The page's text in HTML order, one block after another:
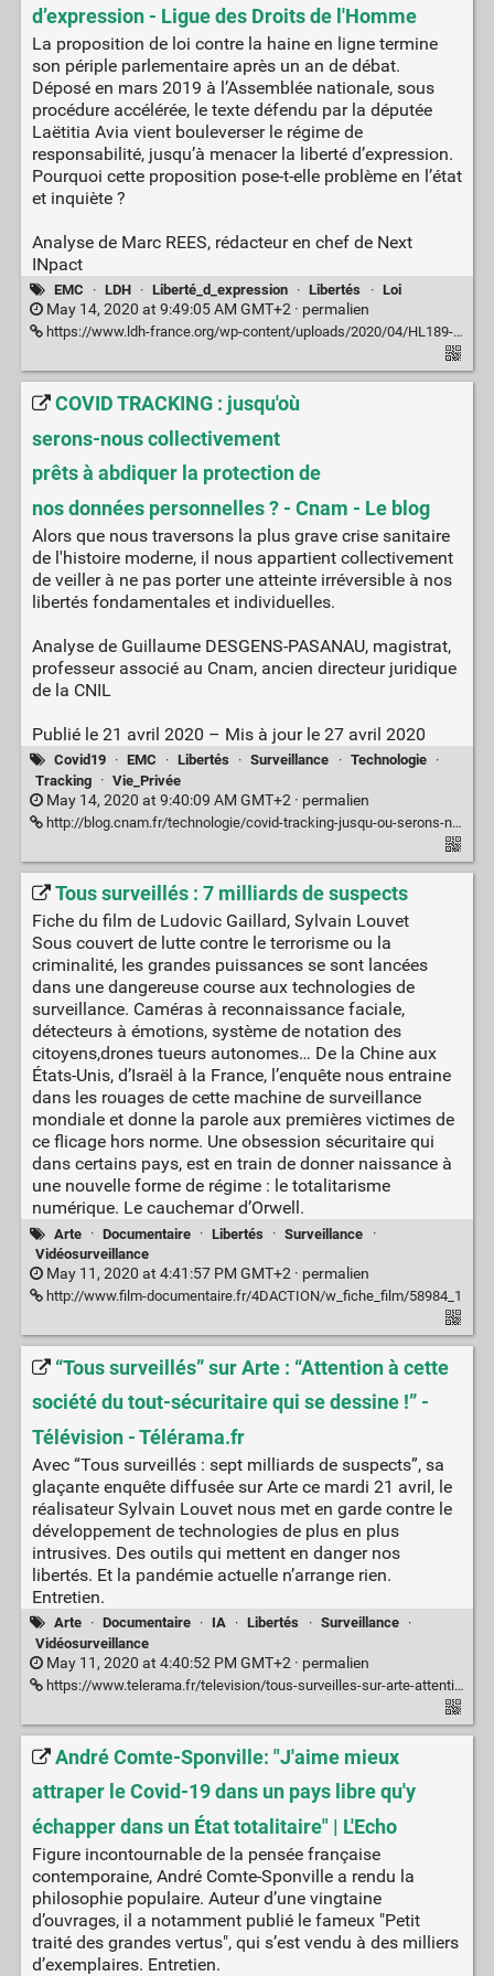
d’expression - Ligue des Droits de l'Homme
La proposition de loi contre la haine en ligne termine
son périple parlementaire après un an de débat.
Déposé en mars 2019 à l’Assemblée nationale, sous
procédure accélérée, le texte défendu par la députée
Laëtitia Avia vient bouleverser le régime de
responsabilité, jusqu’à menacer la liberté d’expression.
Pourquoi cette proposition pose-t-elle problème en l’état
et inquiète ?
Analyse de Marc REES, rédacteur en chef de Next
INpact
EMC · LDH · Liberté_d_expression · Libertés · Loi
May 14, 2020 at 9:49:05 AM GMT+2 · permalien
https://www.ldh-france.org/wp-content/uploads/2020/04/HL189-Dossier-6.-La-loi-Avia-risqu%C3%A9e-pour-la-libert%C3%A9-dexpression.pdf
COVID TRACKING : jusqu'où
serons-nous collectivement
prêts à abdiquer la protection de
nos données personnelles ? - Cnam - Le blog
Alors que nous traversons la plus grave crise sanitaire
de l'histoire moderne, il nous appartient collectivement
de veiller à ne pas porter une atteinte irréversible à nos
libertés fondamentales et individuelles.
Analyse de Guillaume DESGENS-PASANAU, magistrat,
professeur associé au Cnam, ancien directeur juridique
de la CNIL
Publié le 21 avril 2020 – Mis à jour le 27 avril 2020
Covid19 · EMC · Libertés · Surveillance · Technologie
·
Tracking
· Vie_Privée
May 14, 2020 at 9:40:09 AM GMT+2 · permalien
http://blog.cnam.fr/technologie/covid-tracking-jusqu-ou-serons-nous-collectivement-prets-a-abdiquer-la-protection-de-nos-donnees-personnelles--1161263.kjsp?RH=ACCUEIL
Tous surveillés : 7 milliards de suspects
Fiche du film de Ludovic Gaillard, Sylvain Louvet
Sous couvert de lutte contre le terrorisme ou la
criminalité, les grandes puissances se sont lancées
dans une dangereuse course aux technologies de
surveillance. Caméras à reconnaissance faciale,
détecteurs à émotions, système de notation des
citoyens,drones tueurs autonomes… De la Chine aux
États-Unis, d’Israël à la France, l’enquête nous entraine
dans les rouages de cette machine de surveillance
mondiale et donne la parole aux premières victimes de
ce flicage hors norme. Une obsession sécuritaire qui
dans certains pays, est en train de donner naissance à
une nouvelle forme de régime : le totalitarisme
numérique. Le cauchemar d’Orwell.
Arte · Documentaire · Libertés · Surveillance
·
Vidéosurveillance
May 11, 2020 at 4:41:57 PM GMT+2 · permalien
http://www.film-documentaire.fr/4DACTION/w_fiche_film/58984_1
“Tous surveillés” sur Arte : “Attention à cette
société du tout-sécuritaire qui se dessine !” -
Télévision - Télérama.fr
Avec “Tous surveillés : sept milliards de suspects”, sa
glaçante enquête diffusée sur Arte ce mardi 21 avril, le
réalisateur Sylvain Louvet nous met en garde contre le
développement de technologies de plus en plus
intrusives. Des outils qui mettent en danger nos
libertés. Et la pandémie actuelle n’arrange rien.
Entretien.
Arte · Documentaire · IA · Libertés · Surveillance
·
Vidéosurveillance
May 11, 2020 at 4:40:52 PM GMT+2 · permalien
https://www.telerama.fr/television/tous-surveilles-sur-arte-attention-a-cette-societe-du-tout-securitaire-qui-se-dessine,n6628012.php
André Comte-Sponville: "J'aime mieux
attraper le Covid-19 dans un pays libre qu'y
échapper dans un État totalitaire" | L'Echo
Figure incontournable de la pensée française
contemporaine, André Comte-Sponville a rendu la
philosophie populaire. Auteur d’une vingtaine
d’ouvrages, il a notamment publié le fameux "Petit
traité des grandes vertus", qui s’est vendu à des milliers
d’exemplaires. Entretien.